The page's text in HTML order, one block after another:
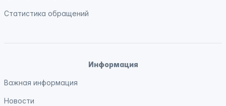
Статистика обращений
Информация
Важная информация
Новости